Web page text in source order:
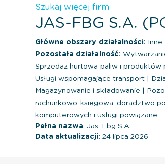
Szukaj więcej firm
JAS-FBG S.A.
Główne obszary działalności: Inne
Pozostała działalność:
Sprzedaż hurtowa paliw i produktów
Usługi wspomagające transport
Magazynowanie i składowanie
rachunkowo-księgowa, doradztwo
komputerowych i usługi powiązane
Pełna nazwa: Jas-Fbg S.A.
Data aktualizacji: 24 lipca 2026